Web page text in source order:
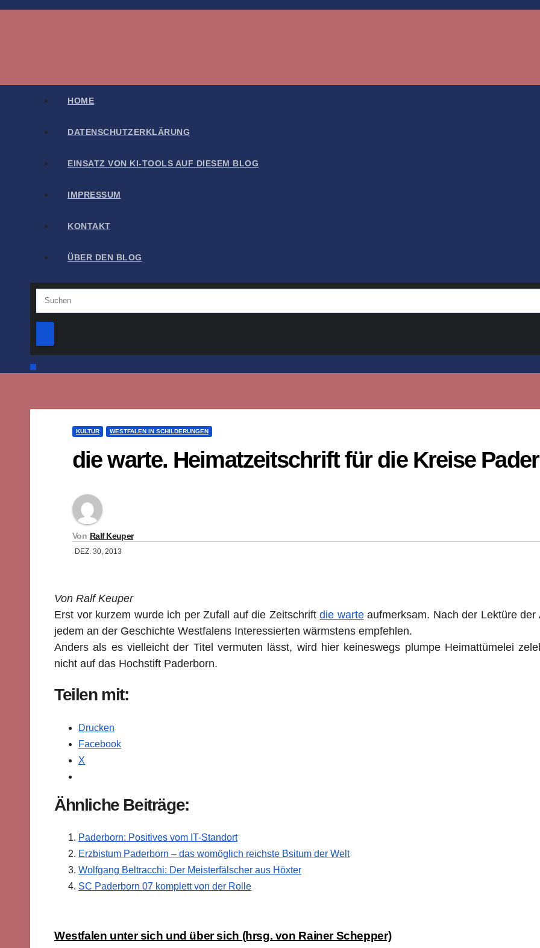
Zum
HOME
DATENSCHUTZERKLÄRUNG
EINSATZ VON KI-TOOLS AUF DIESEM BLOG
IMPRESSUM
KONTAKT
ÜBER DEN BLOG
KULTUR WESTFALEN IN SCHILDERUNGEN
die warte. Heimatzeitschrift für die Kreise
Von Ralf Keuper
DEZ. 30, 2013
Von Ralf Keuper
Erst vor kurzem wurde ich per Zufall auf die Zeitschriftdie warteaufmerksam. Nach der Lektüre
jedem an der Geschichte Westfalens Interessierten wärmstens empfehlen.
Anders als es vielleicht der Titel vermuten lässt, wird hier keineswegs plumpe Heimattümelei
nicht auf das Hochstift Paderborn.
Teilen mit:
Drucken
Facebook
X
Ähnliche Beiträge:
Paderborn: Positives vom IT-Standort
Erzbistum Paderborn – das womöglich reichste Bsitum der Welt
Wolfgang Beltracchi: Der Meisterfälscher aus Höxter
SC Paderborn 07 komplett von der Rolle
Beitragsnavigation
Westfalen unter sich und über sich (hrsg. von Rainer Schepper)